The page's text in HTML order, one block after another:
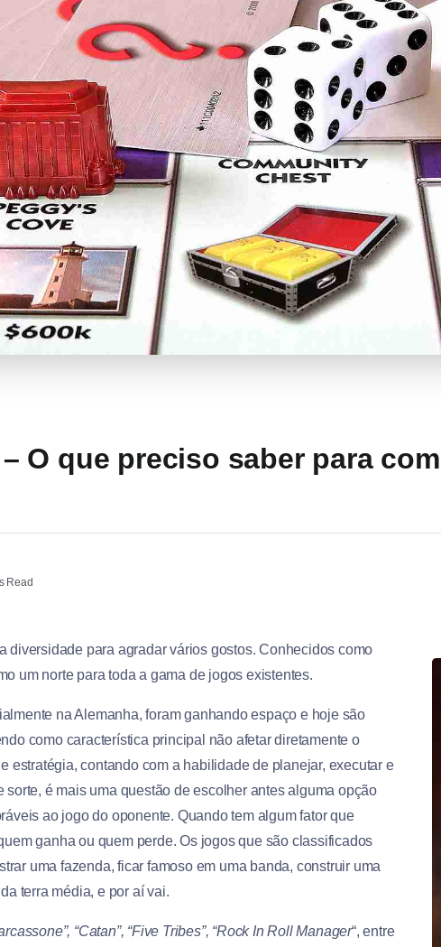
O que preciso saber para
Read
diversidade para agradar vários gostos. Conhecidos como
um norte para toda a gama de jogos existentes.
na Alemanha, foram ganhando espaço e hoje são
como característica principal não afetar diretamente o
estratégia, contando com a habilidade de planejar, executar e
é mais uma questão de escolher antes alguma opção
ao jogo do oponente. Quando tem algum fator que
ganha ou quem perde. Os jogos que são classificados
uma fazenda, ficar famoso em uma banda, construir uma
terra média, e por aí vai.
“Catan”, “Five Tribes”, “Rock In Roll Manager“, entre